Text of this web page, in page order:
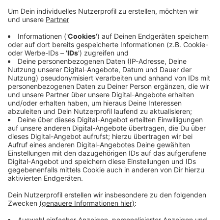
Insbesondere abschließbare Plätze fehlen. Am
Bahnhof in Havixbeck haben jetzt die Arbeiten für
einen neuen abschließbaren Fahrradkäfig begonnen. Bis
zu 60 Räder haben hier künftig Platz. Zusätzlich gibt
es kleine Spinde, um zum Beispiel den Fahrradhelm
einzuschließen. Das Öffnen und Schließen funktioniert
künftig über ein Chip-System. Die Einzelheiten stellt
die Gemeinde noch vor. Voraussichtlich ab November
sind die zusätzlichen abschließbaren
Fahrradparkplätze nutzbar.
Anzeige